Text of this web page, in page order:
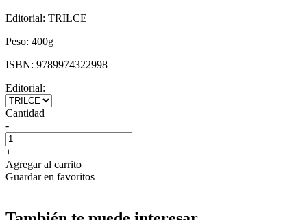
Editorial: TRILCE
Peso: 400g
ISBN: 9789974322998
Editorial:
Cantidad
-
+
Agregar al carrito
Guardar en favoritos